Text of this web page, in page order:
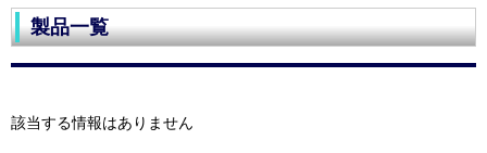
製品一覧
該当する情報はありません